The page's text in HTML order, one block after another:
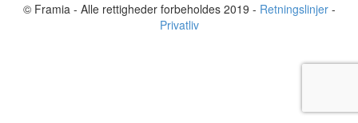
© Framia - Alle rettigheder forbeholdes 2019 - Retningslinjer-
Privatliv